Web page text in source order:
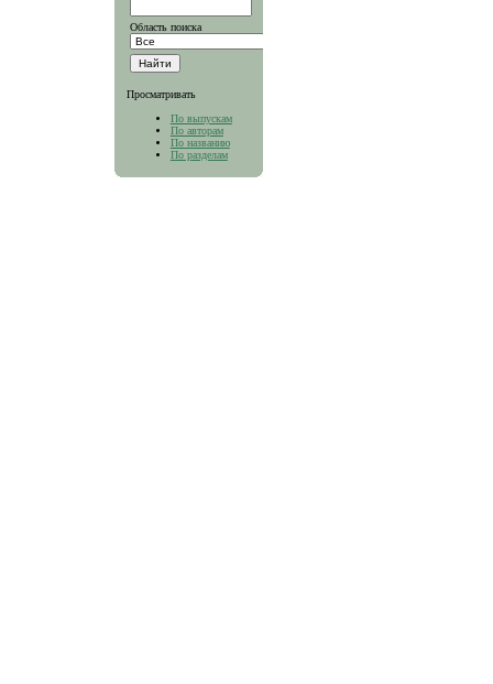
Область поиска
Просматривать
По выпускам
По авторам
По названию
По разделам